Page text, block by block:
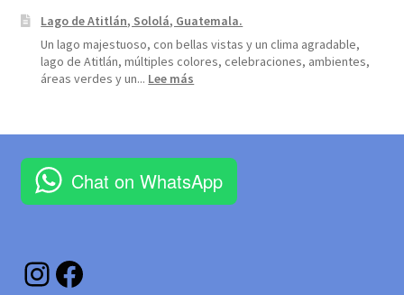
Lago de Atitlán, Sololá, Guatemala.
Un lago majestuoso, con bellas vistas y un clima agradable,
lago de Atitlán, múltiples colores, celebraciones, ambientes,
áreas verdes y un... Lee más
Guatemala.
Chat on WhatsApp
Instagram
Facebook